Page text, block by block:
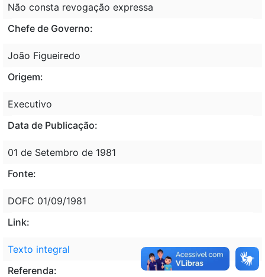
Não consta revogação expressa
Chefe de Governo:
João Figueiredo
Origem:
Executivo
Data de Publicação:
01 de Setembro de 1981
Fonte:
DOFC 01/09/1981
Link:
Texto integral
Referenda: